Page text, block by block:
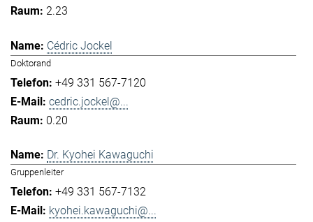
2.23
Cédric Jockel
Doktorand
+49 331 567-7120
cedric.jockel@...
0.20
Dr. Kyohei Kawaguchi
Gruppenleiter
+49 331 567-7132
kyohei.kawaguchi@...